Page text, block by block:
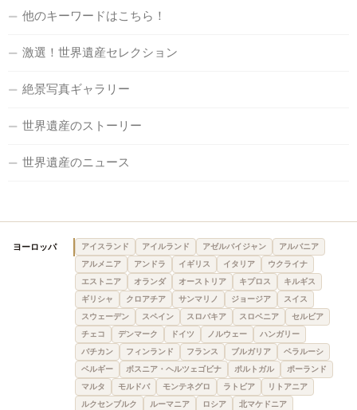
他のキーワードはこちら！
激選！世界遺産セレクション
絶景写真ギャラリー
世界遺産のストーリー
世界遺産のニュース
ヨーロッパ アイスランド アイルランド アゼルバイジャン
アルバニア
アルメニア
アンドラ イギリス イタリア
ウクライナ
エストニア
オランダ オーストリア キプロス
キルギス
ギリシャ
クロアチア サンマリノ ジョージア
スイス
スウェーデン
スペイン スロバキア スロベニア
セルビア
チェコ
デンマーク ドイツ ノルウェー
ハンガリー
バチカン
フィンランド フランス ブルガリア
ベラルーシ
ベルギー
ボスニア・ヘルツェゴビナ ポルトガル
ポーランド
マルタ
モルドバ モンテネグロ ラトビア
リトアニア
ルクセンブルク
ルーマニア ロシア 北マケドニア